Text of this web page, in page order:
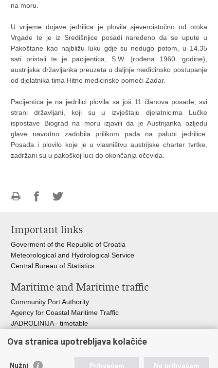
na moru.
U vrijeme dojave jedrilica je plovila sjeveroistočno od otoka
Vrgade te je iz Središnjice posadi naređeno da se upute u
Pakoštane kao najbližu luku gdje su nedugo potom, u 14.35
sati pristali te je pacijentica, S.W. (rođena 1960. godine),
austrijska državljanka preuzeta u daljnje medicinsko postupanje
od djelatnika tima Hitne medicinske pomoći Zadar.
Pacijentica je na jedrilici plovila sa još 11 članova posade, svi
strani državljani, koji su u izvještaju djelatnicima Lučke
ispostave Biograd na moru izjavili da je Austrijanka ozljedu
glave navodno zadobila prilikom pada na palubi jedrilice.
Posada i plovilo koje je u vlasništvu austrijske charter tvrtke,
zadržani su u pakoškoj luci do okončanja očevida.
page
FacebookTwitteru
Important links
Goverment of the Republic of Croatia
Meteorological and Hydrological Service
Central Bureau of Statistics
Maritime and Maritime traffic
Community Port Authority
Agency for Coastal Maritime Traffic
JADROLINIJA - timetable
Ova stranica upotrebljava kolačiće
Nužni Prihvaćam Ne prihvaćam